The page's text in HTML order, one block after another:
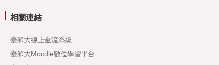
相關連結
臺師大線上金流系統
臺師大Moodle數位學習平台